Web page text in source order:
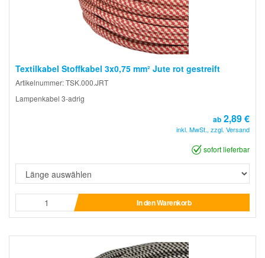
Textilkabel Stoffkabel 3x0,75 mm² Jute rot gestreift
Artikelnummer: TSK.000.JRT
Lampenkabel 3-adrig
ab 2,89 €
inkl. MwSt., zzgl. Versand
sofort lieferbar
In den Warenkorb